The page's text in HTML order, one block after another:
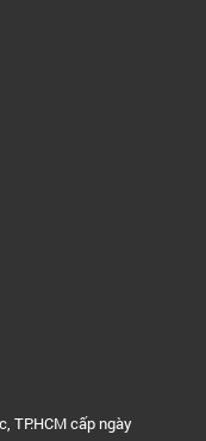
TP.HCM cấp ngày